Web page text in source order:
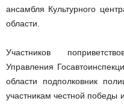
ансамбля Культурного
области.
Участников
Управления
области подполковник
участникам честной победы